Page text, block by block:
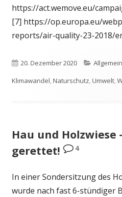
https://act.wemove.eu/
[7] https://op.europa.eu/
reports/air-quality-23-2018/
Veröffentlicht
am
20. Dezember 2020
Klimawandel,Naturschutz,Umwelt,
Hau und Holzwiese
gerettet!
4
In einer Sondersitzung des
wurde nach fast 6-stündiger